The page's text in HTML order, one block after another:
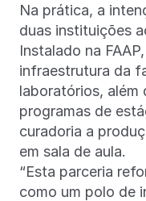
Na prática, a
duas instituições
Instalado na
infraestrutura da
laboratórios, além
programas de
curadoria a
em sala de aula.
“Esta parceria
como um polo de